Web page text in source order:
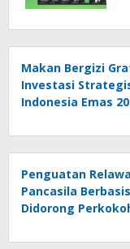
Makan Bergizi
Investasi
Indonesia Emas
Penguatan
Pancasila
Didorong